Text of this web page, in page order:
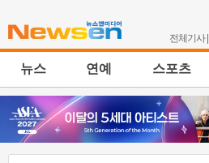
전체기사|
뉴스 연예 스포츠